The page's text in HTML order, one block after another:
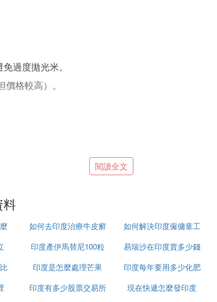
過度拋光米。
格較高）。
香米，追求高埠感選日本越光米。新鮮度和產地是
閱讀全文
如何去印度治療牛皮癬
如何解決印度僱傭童工
的問題
印度產伊馬替尼100粒
裝多少錢
易瑞沙在印度賣多少錢
一粒
印度是怎麼處理芒果 印度每年要用多少化肥
印度有多少股票交易所 現在快遞怎麼發印度